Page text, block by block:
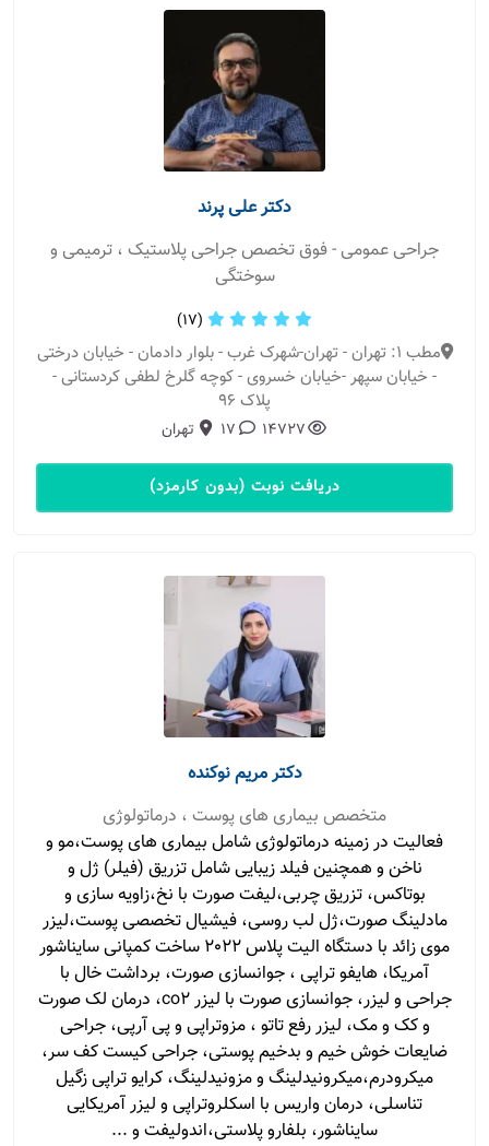
دکتر علی پرند
جراحی عمومی - فوق تخصص جراحی پلاستیک ، ترمیمی و
سوختگی
(17)
مطب 1: تهران - تهران-شهرک غرب - بلوار دادمان - خیابان درختی
- خیابان سپهر -خیابان خسروی - کوچه گلرخ لطفی کردستانی -
پلاک 96
14727
17 تهران
دریافت نوبت (بدون کارمزد)
دکتر مریم نوکنده
متخصص بیماری های پوست ، درماتولوژی
فعالیت در زمینه درماتولوژی شامل بیماری های پوست،مو و
ناخن و همچنین فیلد زیبایی شامل تزریق (فیلر) ژل و
بوتاکس، تزریق چربی،لیفت صورت با نخ،زاویه سازی و
مادلینگ صورت،ژل لب روسی، فیشیال تخصصی پوست،لیزر
موی زائد با دستگاه الیت پلاس 2022 ساخت کمپانی سایناشور
آمریکا، هایفو تراپی ، جوانسازی صورت، برداشت خال با
جراحی و لیزر، جوانسازی صورت با لیزر co2، درمان لک صورت
و کک و مک، لیزر رفع تاتو ، مزوتراپی و پی آرپی، جراحی
ضایعات خوش خیم و بدخیم پوستی، جراحی کیست کف سر،
میکرودرم،میکرونیدلینگ و مزونیدلینگ، کرایو تراپی زگیل
تناسلی، درمان واریس با اسکلروتراپی و لیزر آمریکایی
سایناشور، بلفارو پلاستی،اندولیفت و ...